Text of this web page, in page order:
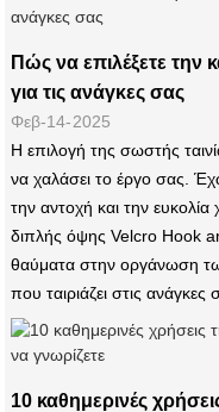
Πώς να επιλέξετε την
για τις ανάγκες σας
Φεβ-14-2025
Η επιλογή της σωστής
να χαλάσει το έργο σας.
την αντοχή και την
διπλής όψης Velcro Hook
θαύματα στην οργάνωση
που ταιριάζει στις
10 καθημερινές